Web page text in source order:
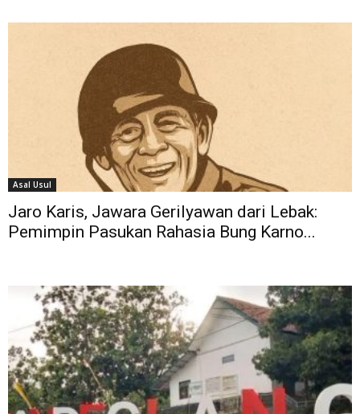
Asal Usul
Jaro Karis, Jawara Gerilyawan dari Lebak:
Pemimpin Pasukan Rahasia Bung Karno...